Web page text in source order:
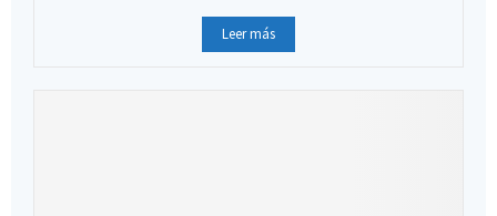
Leer más